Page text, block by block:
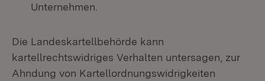
Unternehmen.
Die Landeskartellbehörde kann
kartellrechtswidriges Verhalten untersagen, zur
Ahndung von Kartellordnungswidrigkeiten